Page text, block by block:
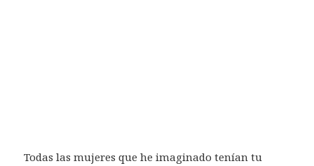
Todas las mujeres que he imaginado tenían tu